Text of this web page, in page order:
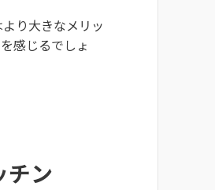
り大きなメリッ
感じるでしょ
チン